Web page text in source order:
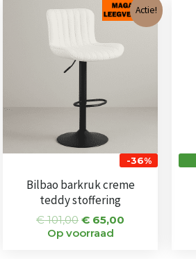
Actie!
-36%
Bilbao barkruk creme
teddy stoffering
€101,00
Oorspronkelijke
prijs
€ 101,00.
€ 65,00
Huidige
prijs
Op voorraad